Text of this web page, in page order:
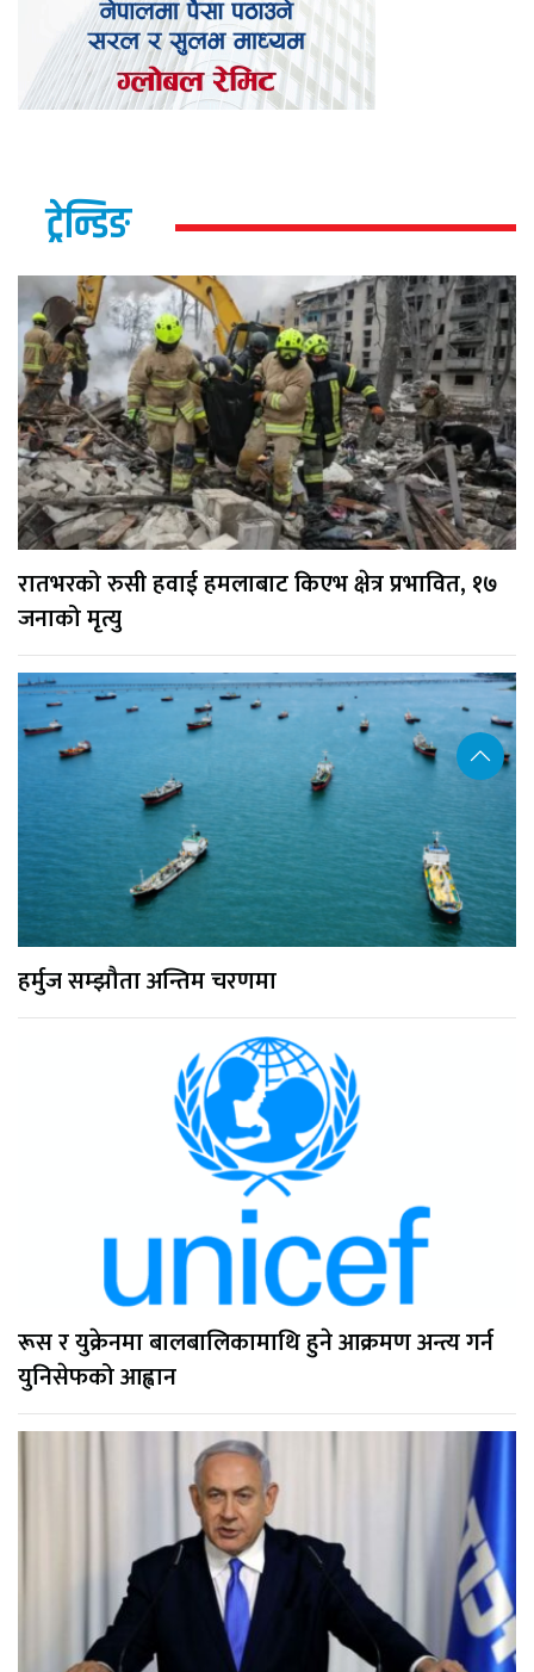
ट्रेन्डिङ
रातभरको रुसी हवाई हमलाबाट किएभ क्षेत्र प्रभावित, १७
जनाको मृत्यु
हर्मुज सम्झौता अन्तिम चरणमा
रूस र युक्रेनमा बालबालिकामाथि हुने आक्रमण अन्त्य गर्न
युनिसेफको आह्वान